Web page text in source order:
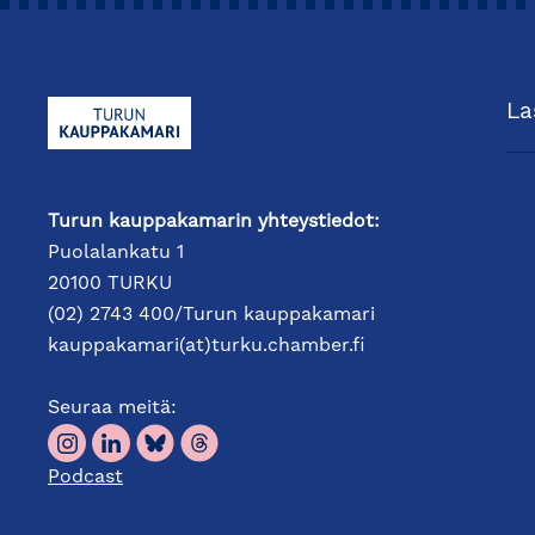
Turun kauppakamarin yhteystiedot:
Puolalankatu 1
20100 TURKU
(02) 2743 400/Turun kauppakamari
kauppakamari(at)turku.chamber.fi
Seuraa meitä:
Podcast